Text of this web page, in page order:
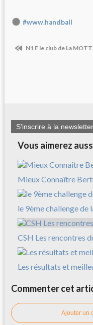
#www.handball
N1 F le club de La
S'inscrire à la newsletter
Vous aimerez
Mieux Connaître
le 9ème challenge de
CSH Les rencontres
Les résultats et
Commenter cet
Ajouter un